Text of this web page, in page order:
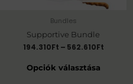
Bundles
Supportive Bundle
194.310Ft – 562.610Ft
Opciók választása